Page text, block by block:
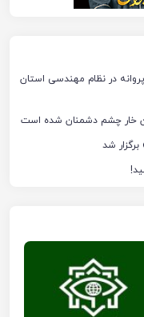
در نظام مهندسی استان
خار چشم دشمنان شده است
شد